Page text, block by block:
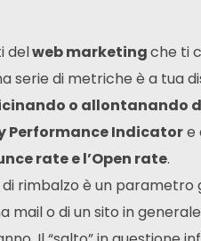
delweb marketingche ti
serie di metriche è a tua
o allontanando
Performance Indicatore
rate e l’Open rate.
rimbalzo è un parametro
mail o di un sito in